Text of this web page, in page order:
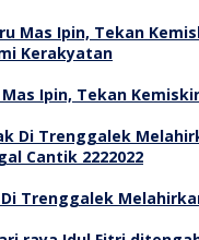
Ipin, Tekan
Trenggalek